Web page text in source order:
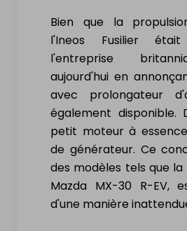
Vendre
| FR | EN
Bien que la
l'Ineos Fusilier
l'entreprise
aujourd'hui en
avec prolongateur
également disponible.
petit moteur à
de générateur. Ce
des modèles tels que la
Mazda MX-30 R-EV,
d'une manière